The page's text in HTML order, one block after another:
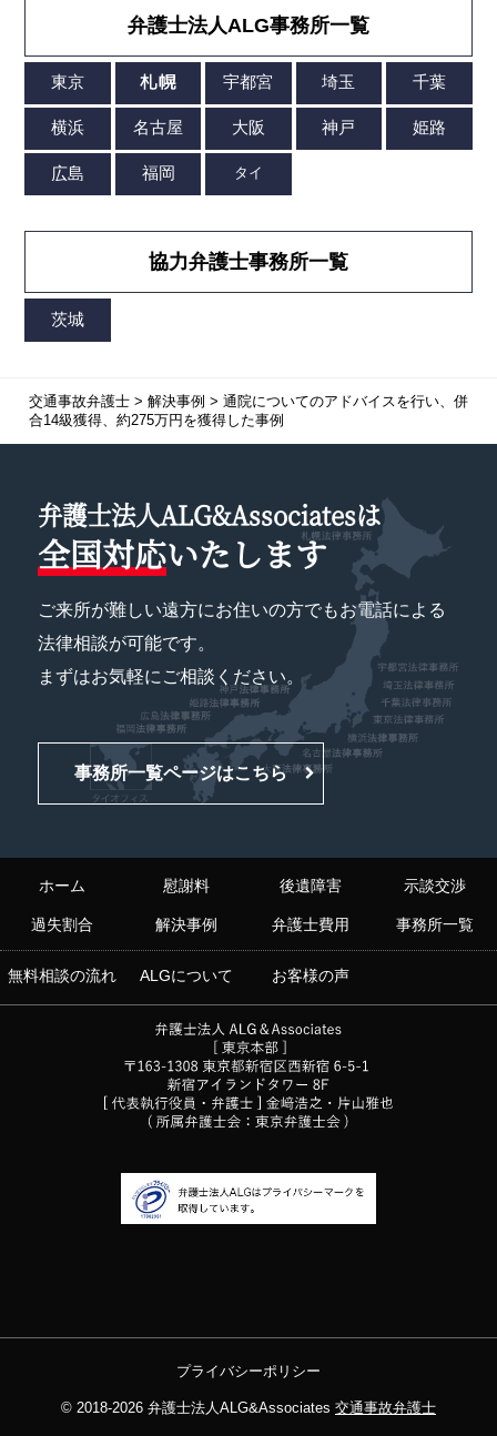
弁護士法人ALG事務所一覧
協力弁護士事務所一覧
交通事故弁護士> 解決事例 > 通院についてのアドバイスを行い、併
合14級獲得、約275万円を獲得した事例
弁護士法人ALG&Associatesは
全国対応いたします
ご来所が難しい遠方にお住いの方でもお電話による
法律相談が可能です。
まずはお気軽にご相談ください。
事務所一覧ページはこちら
ホーム 慰謝料 後遺障害 示談交渉
過失割合 解決事例 弁護士費用 事務所一覧
無料相談の流れ ALGについて お客様の声
プライバシーポリシー
© 2018-2026 弁護士法人ALG&Associates 交通事故弁護士